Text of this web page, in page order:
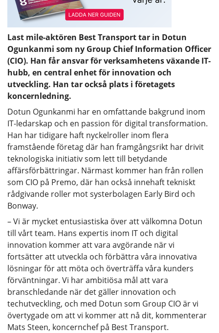
Last mile-aktören Best Transport tar in Dotun
Ogunkanmi som ny Group Chief Information Officer
(CIO). Han får ansvar för verksamhetens växande IT-
hubb, en central enhet för innovation och
utveckling. Han tar också plats i företagets
koncernledning.
Dotun Ogunkanmi har en omfattande bakgrund inom
IT-ledarskap och en passion för digital transformation.
Han har tidigare haft nyckelroller inom flera
framstående företag där han framgångsrikt har drivit
teknologiska initiativ som lett till betydande
affärsförbättringar. Närmast kommer han från rollen
som CIO på Premo, där han också innehaft tekniskt
rådgivande roller mot systerbolagen Early Bird och
Bonway.
– Vi är mycket entusiastiska över att välkomna Dotun
till vårt team. Hans expertis inom IT och digital
innovation kommer att vara avgörande när vi
fortsätter att utveckla och förbättra våra innovativa
lösningar för att möta och överträffa våra kunders
förväntningar. Vi har ambitiösa mål att vara
branschledande när det gäller innovation och
techutveckling, och med Dotun som Group CIO är vi
övertygade om att vi kommer att nå dit, kommenterar
Mats Steen, koncernchef på Best Transport.